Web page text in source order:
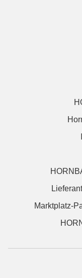
Marktplatz-